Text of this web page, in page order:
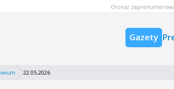
Gazety
Chcesz
22.05.2026